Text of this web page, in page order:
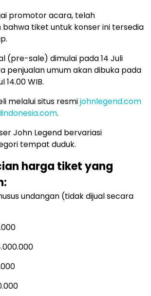
promotor acara, telah
tiket untuk konser ini tersedia
(pre-sale) dimulai pada 14 Juli
penjualan umum akan dibuka pada
14.00 WIB.
melalui situs resmijohnlegend.com
.
John Legend bervariasi
tempat duduk.
harga tiket yang
undangan (tidak dijual secara